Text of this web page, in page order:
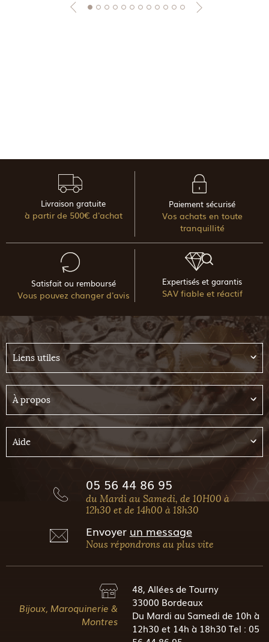
Livraison gratuite
à partir de 500€ d'achat
Paiement sécurisé
Vos achats en toute
tranquillité
Satisfait ou remboursé
Vous pouvez changer d'avis
Expertisés et garantis
SAV fiable et réactif
Liens utiles
À propos
Aide
05 56 44 86 95
du Mardi au Samedi, de 10H00 à
12h30 et de 14h00 à 18h30
Envoyer un message
Nous répondrons au plus vite
Bijoux, Maroquinerie &
Montres
48, Allées de Tourny
33000 Bordeaux
Du Mardi au Samedi de 10h à
12h30 et 14h à 18h30 Tel : 05